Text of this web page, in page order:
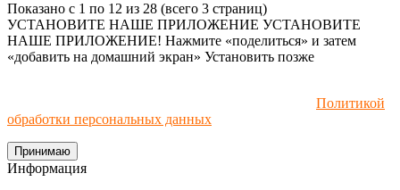
Показано с 1 по 12 из 28 (всего 3 страниц)
УСТАНОВИТЕ НАШЕ ПРИЛОЖЕНИЕ УСТАНОВИТЕ
НАШЕ ПРИЛОЖЕНИЕ! Нажмите «поделиться» и затем
«добавить на домашний экран» Установить позже
Политикой
обработки персональных данных
Принимаю
Информация